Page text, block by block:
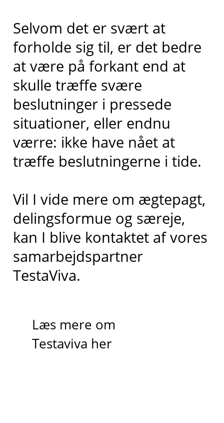
Selvom det er svært at
forholde sig til, er det bedre
at være på forkant end at
skulle træffe svære
beslutninger i pressede
situationer, eller endnu
værre: ikke have nået at
træffe beslutningerne i tide.
Vil I vide mere om ægtepagt,
delingsformue og særeje,
kan I blive kontaktet af vores
samarbejdspartner
TestaViva.
Læs mere om
Testaviva her